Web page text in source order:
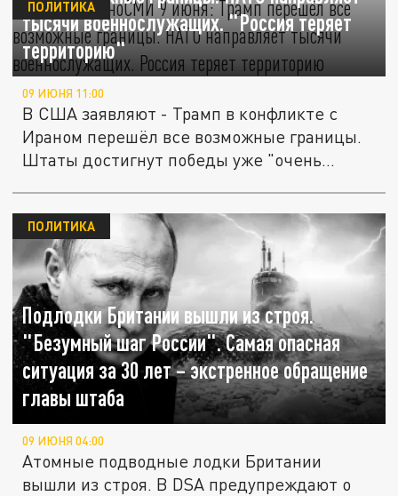
тысячи военнослужащих. "Россия теряет
территорию"
ПОЛИТИКА
09 ИЮНЯ 11:00
В США заявляют - Трамп в конфликте с
Ираном перешёл все возможные границы.
Штаты достигнут победы уже "очень...
Подлодки Британии вышли из строя.
"Безумный шаг России". Самая опасная
ситуация за 30 лет – экстренное обращение
главы штаба
ПОЛИТИКА
09 ИЮНЯ 04:00
Атомные подводные лодки Британии
вышли из строя. В DSA предупреждают о